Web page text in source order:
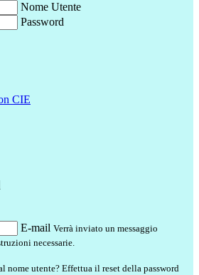
Nome Utente
Password
CIE
E-mail Verrà inviato un messaggio
necessarie.
nome utente? Effettua il reset della password